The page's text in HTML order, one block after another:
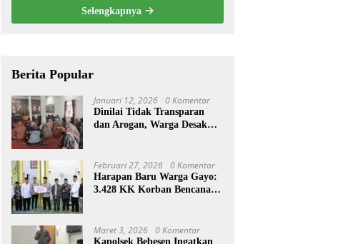
Selengkapnya
Berita Popular
Januari 12, 2026 0 Komentar
Dinilai Tidak Transparan
dan Arogan, Warga Desak
Februari 27, 2026 0 Komentar
Harapan Baru Warga Gayo:
3.428 KK Korban Bencana
Maret 3, 2026 0 Komentar
Kapolsek Bebesen Ingatkan